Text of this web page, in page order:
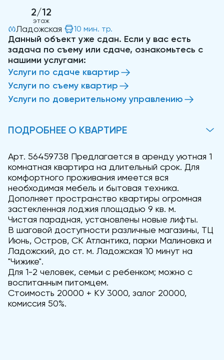
2/12
этаж
Ладожская 10 мин. тр.
Данный объект уже сдан. Если у вас есть
задача по съему или сдаче, ознакомьтесь с
нашими услугами:
Услуги по сдаче квартир
Услуги по съему квартир
Услуги по доверительному управлению
ПОДРОБНЕЕ О КВАРТИРЕ
Арт. 56459738 Предлагается в аренду уютная 1
комнатная квартира на длительный срок. Для
комфортного проживания имеется вся
необходимая мебель и бытовая техника.
Дополняет пространство квартиры огромная
застекленная лоджия площадью 9 кв. м.
Чистая парадная, установлены новые лифты.
В шаговой доступности различные магазины, ТЦ
Июнь, Остров, СК Атлантика, парки Малиновка и
Ладожский, до ст. м. Ладожская 10 минут на
"Чижике".
Для 1-2 человек, семьи с ребенком; можно с
воспитанным питомцем.
Стоимость 20000 + КУ 3000, залог 20000,
комиссия 50%.